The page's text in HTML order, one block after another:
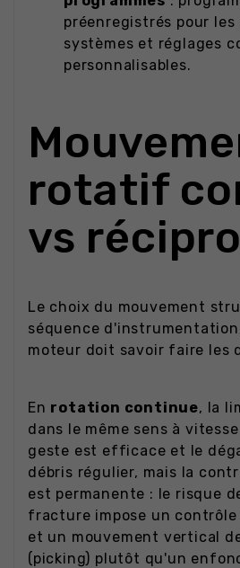
préenregistrés pour les
systèmes et réglages
personnalisables.
rotatif
vs
Le choix du mouvement
séquence
moteur doit savoir faire les
En rotation continue, la
dans le même sens à
geste est efficace et le
débris régulier, mais la
est permanente : le risque
fracture impose un
et un mouvement vertical
(picking) plutôt qu'un